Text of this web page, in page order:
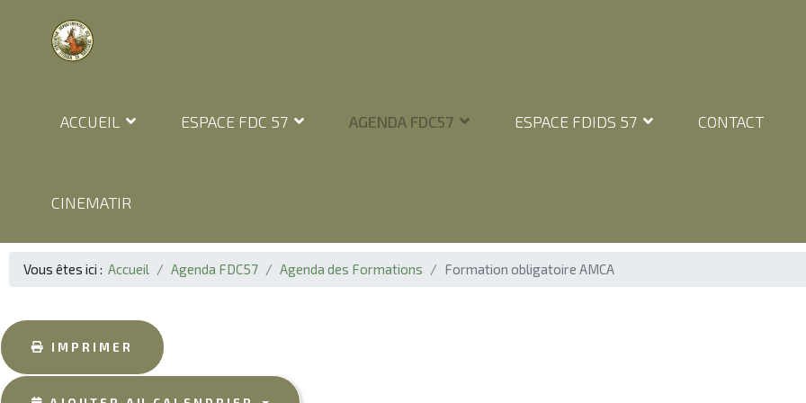
ACCUEIL ESPACE FDC 57 AGENDA FDC57 ESPACE FDIDS 57 CONTACT
CINEMATIR
Vous êtes ici : Accueil Agenda FDC57 Agenda des Formations Formation obligatoire AMCA
IMPRIMER